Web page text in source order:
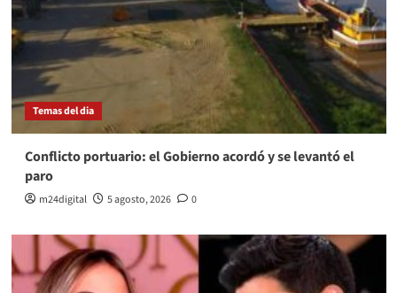
Temas del dia
Conflicto portuario: el Gobierno acordó y se levantó el
paro
m24digital 5 agosto, 2026 0